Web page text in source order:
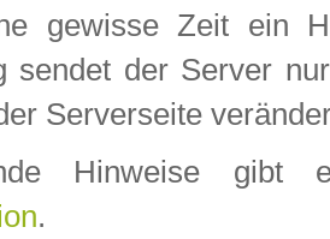
gewisse Zeit ein
sendet der Server
Serverseite
Hinweise
.